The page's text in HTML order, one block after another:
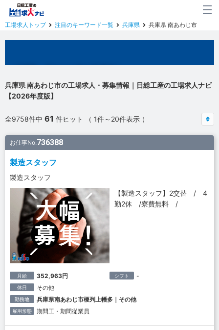
工場求人トップ 注目のキーワード一覧 兵庫県 兵庫県 南あわじ市
兵庫県 南あわじ市の工場求人・募集情報｜日総工産の工場求人ナビ
【2026年度版】
全9758件中 61 件ヒット （ 1件～20件表示 ）
お仕事No.736388
製造スタッフ
製造スタッフ
【製造スタッフ】2交替 / 4
勤2休 /寮費無料 /
月給 352,963円 シフト -
休日 その他
勤務地 兵庫県南あわじ市榎列上幡多｜その他
雇用形態 期間工・期間従業員